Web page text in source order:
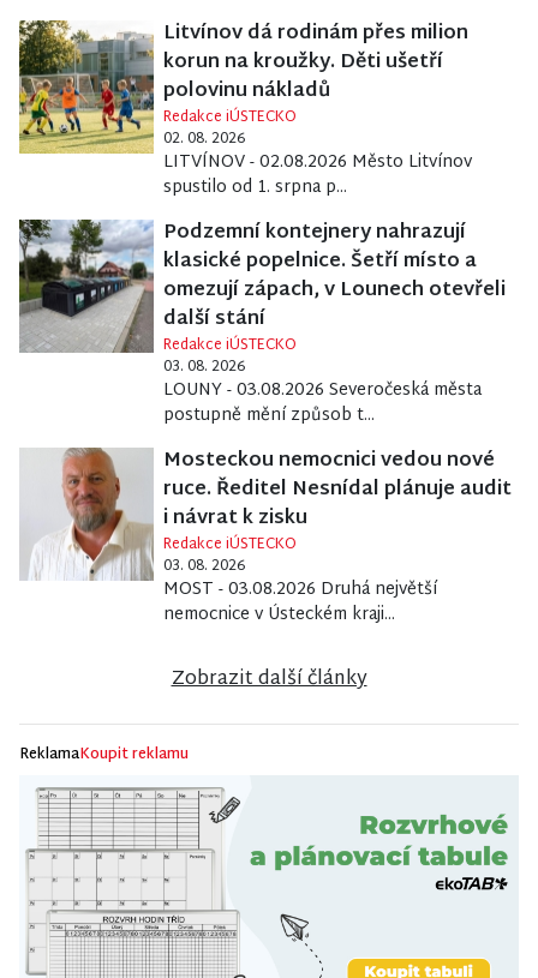
Litvínov dá rodinám přes milion
korun na kroužky. Děti ušetří
polovinu nákladů
Redakce iÚSTECKO
02. 08. 2026
LITVÍNOV - 02.08.2026 Město Litvínov
spustilo od 1. srpna p...
Podzemní kontejnery nahrazují
klasické popelnice. Šetří místo a
omezují zápach, v Lounech otevřeli
další stání
Redakce iÚSTECKO
03. 08. 2026
LOUNY - 03.08.2026 Severočeská města
postupně mění způsob t...
Mosteckou nemocnici vedou nové
ruce. Ředitel Nesnídal plánuje audit
i návrat k zisku
Redakce iÚSTECKO
03. 08. 2026
MOST - 03.08.2026 Druhá největší
nemocnice v Ústeckém kraji...
Zobrazit další články
ReklamaKoupit reklamu